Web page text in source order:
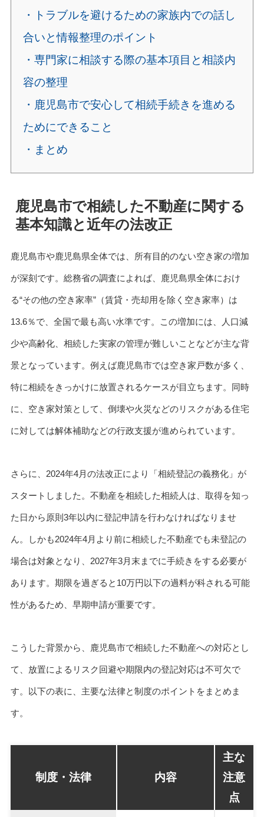
・トラブルを避けるための家族内での話し
合いと情報整理のポイント
・専門家に相談する際の基本項目と相談内
容の整理
・鹿児島市で安心して相続手続きを進める
ためにできること
・まとめ
鹿児島市で相続した不動産に関する
基本知識と近年の法改正
鹿児島市や鹿児島県全体では、所有目的のない空き家の増加
が深刻です。総務省の調査によれば、鹿児島県全体におけ
る“その他の空き家率”（賃貸・売却用を除く空き家率）は
13.6％で、全国で最も高い水準です。この増加には、人口減
少や高齢化、相続した実家の管理が難しいことなどが主な背
景となっています。例えば鹿児島市では空き家戸数が多く、
特に相続をきっかけに放置されるケースが目立ちます。同時
に、空き家対策として、倒壊や火災などのリスクがある住宅
に対しては解体補助などの行政支援が進められています。
さらに、2024年4月の法改正により「相続登記の義務化」が
スタートしました。不動産を相続した相続人は、取得を知っ
た日から原則3年以内に登記申請を行わなければなりませ
ん。しかも2024年4月より前に相続した不動産でも未登記の
場合は対象となり、2027年3月末までに手続きをする必要が
あります。期限を過ぎると10万円以下の過料が科される可能
性があるため、早期申請が重要です。
こうした背景から、鹿児島市で相続した不動産への対応とし
て、放置によるリスク回避や期限内の登記対応は不可欠で
す。以下の表に、主要な法律と制度のポイントをまとめま
す。
制度・法律 内容
主な
注意
点